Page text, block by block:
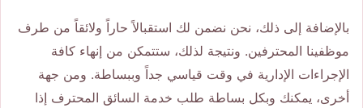
بالإضافة إلى ذلك، نحن نضمن لك استقبالاً حاراً ولائقاً من طرف
موظفينا المحترفين. ونتيجة لذلك، ستتمكن من إنهاء كافة
الإجراءات الإدارية في وقت قياسي جداً وببساطة. ومن جهة
أخرى، يمكنك وبكل بساطة طلب خدمة السائق المحترف إذا